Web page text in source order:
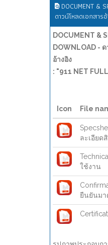
DOCUMENT &
ดาวน์โหลดเอกสาร
DOCUMENT &
DOWNLOAD -
อ้างอิง
: "911 NET
Icon File
ละเอียด
ใช้งาน
ยืนยันมา